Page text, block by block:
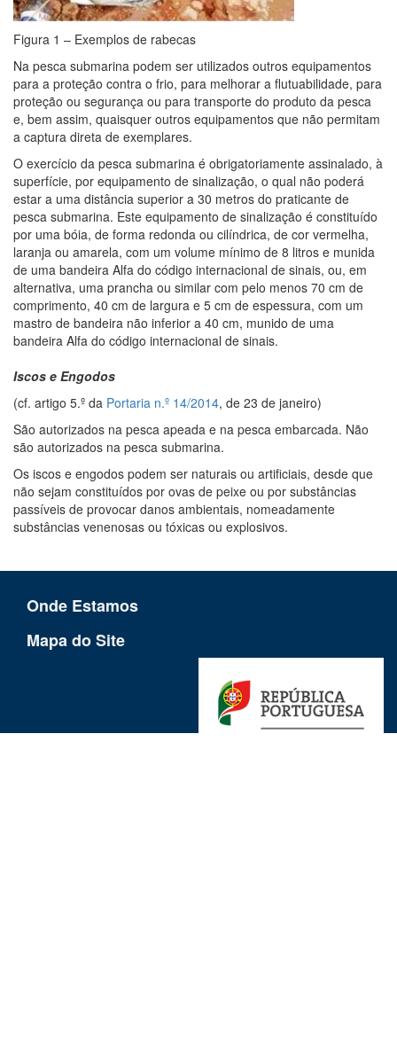
Figura 1 – Exemplos de rabecas
Na pesca submarina podem ser utilizados outros equipamentos
para a proteção contra o frio, para melhorar a flutuabilidade, para
proteção ou segurança ou para transporte do produto da pesca
e, bem assim, quaisquer outros equipamentos que não permitam
a captura direta de exemplares.
O exercício da pesca submarina é obrigatoriamente assinalado, à
superfície, por equipamento de sinalização, o qual não poderá
estar a uma distância superior a 30 metros do praticante de
pesca submarina. Este equipamento de sinalização é constituído
por uma bóia, de forma redonda ou cilíndrica, de cor vermelha,
laranja ou amarela, com um volume mínimo de 8 litros e munida
de uma bandeira Alfa do código internacional de sinais, ou, em
alternativa, uma prancha ou similar com pelo menos 70 cm de
comprimento, 40 cm de largura e 5 cm de espessura, com um
mastro de bandeira não inferior a 40 cm, munido de uma
bandeira Alfa do código internacional de sinais.
Iscos e Engodos
(cf. artigo 5.º da Portaria n.º 14/2014, de 23 de janeiro)
São autorizados na pesca apeada e na pesca embarcada. Não
são autorizados na pesca submarina.
Os iscos e engodos podem ser naturais ou artificiais, desde que
não sejam constituídos por ovas de peixe ou por substâncias
passíveis de provocar danos ambientais, nomeadamente
substâncias venenosas ou tóxicas ou explosivos.
Onde Estamos
Mapa do Site